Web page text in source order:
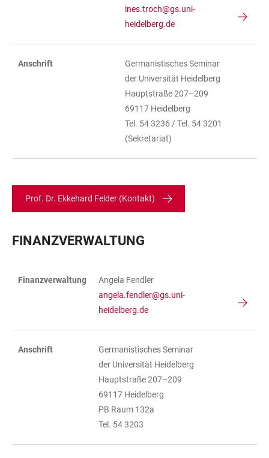
ines.troch@gs.uni-
heidelberg.de
Anschrift
Germanistisches Seminar
der Universität Heidelberg
Hauptstraße 207–209
69117 Heidelberg
Tel. 54 3236 / Tel. 54 3201
(Sekretariat)
Prof. Dr. Ekkehard Felder (Kontakt)
FINANZVERWALTUNG
Finanzverwaltung
Angela Fendler
angela.fendler@gs.uni-
heidelberg.de
Anschrift
Germanistisches Seminar
der Universität Heidelberg
Hauptstraße 207–209
69117 Heidelberg
PB Raum 132a
Tel. 54 3203